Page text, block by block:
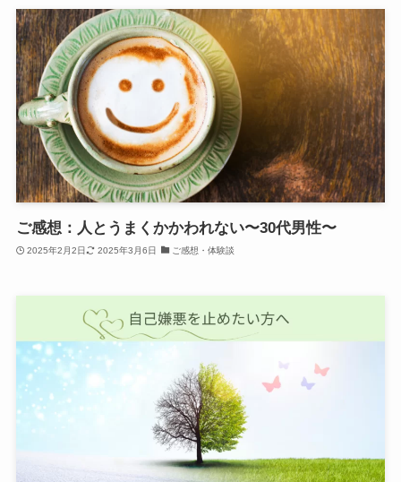
ご感想：人とうまくかかわれない〜30代男性〜
2025年2月2日 2025年3月6日 ご感想・体験談